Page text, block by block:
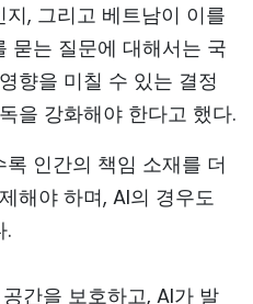
, 그리고 베트남이 이를
묻는 질문에 대해서는 국
향을 미칠 수 있는 결정
을 강화해야 한다고 했다.
인간의 책임 소재를 더
해야 하며, AI의 경우도
.
간을 보호하고, AI가 발